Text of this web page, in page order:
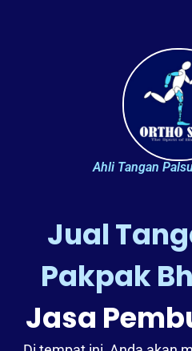
Ahli Tangan
Jual
Pakpak
Jasa